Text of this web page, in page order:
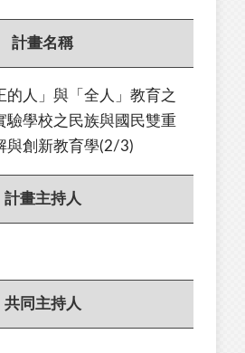
計畫名稱
的人」與「全人」教育之
驗學校之民族與國民雙重
與創新教育學(2/3)
計畫主持人
共同主持人